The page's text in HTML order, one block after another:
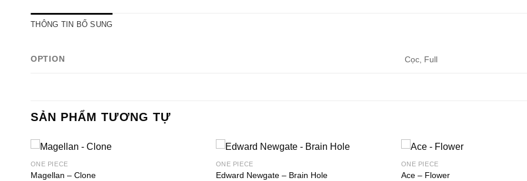
THÔNG TIN BỔ SUNG
OPTION Cọc, Full
SẢN PHẨM TƯƠNG TỰ
ONE PIECE
Magellan – Clone
ONE PIECE
Edward Newgate – Brain Hole
ONE PIECE
Ace – Flower